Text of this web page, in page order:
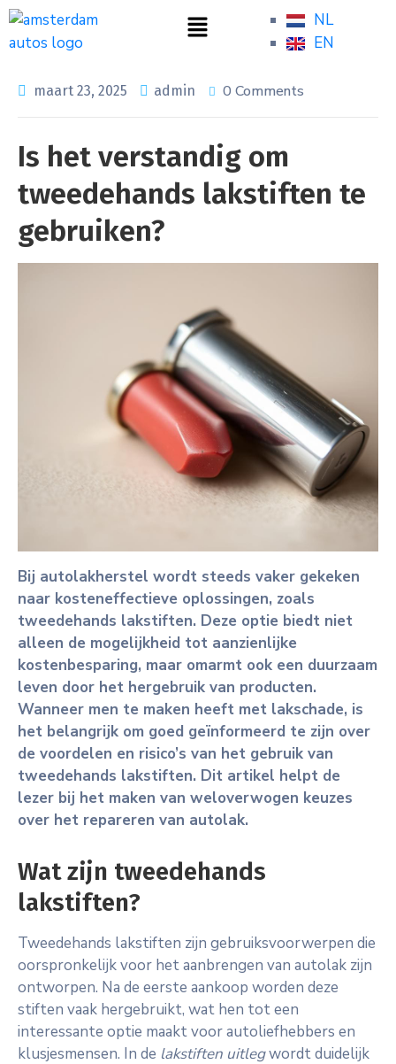
NL
EN
maart 23, 2025 admin 0 Comments
Is het verstandig om
tweedehands lakstiften te
gebruiken?
Bij autolakherstel wordt steeds vaker gekeken
naar kosteneffectieve oplossingen, zoals
tweedehands lakstiften. Deze optie biedt niet
alleen de mogelijkheid tot aanzienlijke
kostenbesparing, maar omarmt ook een duurzaam
leven door het hergebruik van producten.
Wanneer men te maken heeft met lakschade, is
het belangrijk om goed geïnformeerd te zijn over
de voordelen en risico’s van het gebruik van
tweedehands lakstiften. Dit artikel helpt de
lezer bij het maken van weloverwogen keuzes
over het repareren van autolak.
Wat zijn tweedehands
lakstiften?
Tweedehands lakstiften zijn gebruiksvoorwerpen die
oorspronkelijk voor het aanbrengen van autolak zijn
ontworpen. Na de eerste aankoop worden deze
stiften vaak hergebruikt, wat hen tot een
interessante optie maakt voor autoliefhebbers en
klusjesmensen. In de lakstiften uitlegwordt duidelijk